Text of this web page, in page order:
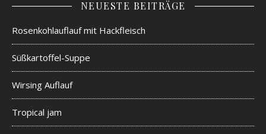
NEUESTE BEITRÄGE
Rosenkohlauflauf mit Hackfleisch
Süßkartoffel-Suppe
Wirsing Auflauf
Tropical jam